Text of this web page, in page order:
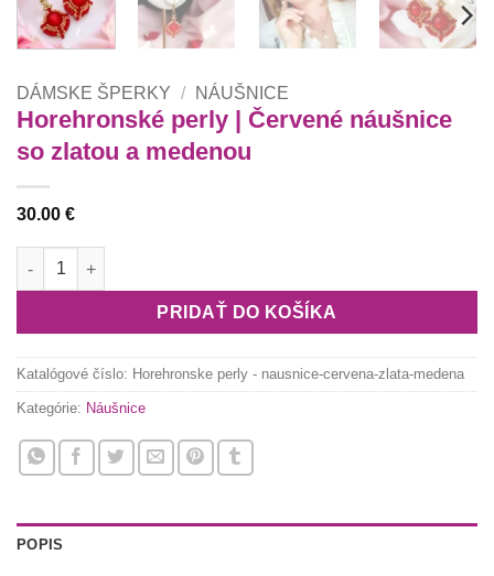
DÁMSKE ŠPERKY / NÁUŠNICE
Horehronské perly | Červené náušnice
so zlatou a medenou
30.00 €
množstvo Horehronské perly | Červené náušnice so zlatou a
PRIDAŤ DO KOŠÍKA
Katalógové číslo: Horehronske perly - nausnice-cervena-zlata-medena
Kategórie: Náušnice
POPIS